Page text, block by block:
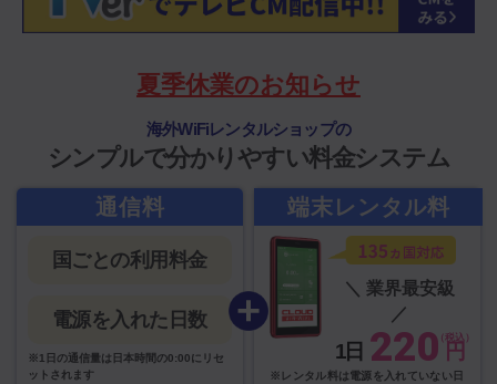
夏季休業のお知らせ
海外WiFiレンタルショップの
シンプルで分かりやすい料金システム
通信料
国ごとの利用料金
電源を入れた日数
※1日の通信量は日本時間の0:00にリセ
ットされます
端末レンタル料
＼ 業界最安級
／
1日 220（税込）
円
※レンタル料は電源を入れていない日